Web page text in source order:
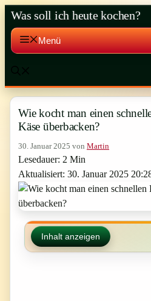
Zum
Inhalt
springen
Was soll ich heute kochen?
Menü
Wie kocht man einen
Käse überbacken?
30. Januar 2025 von Martin
Lesedauer: 2 Min
Aktualisiert: 30. Januar 2025
Inhalt anzeigen